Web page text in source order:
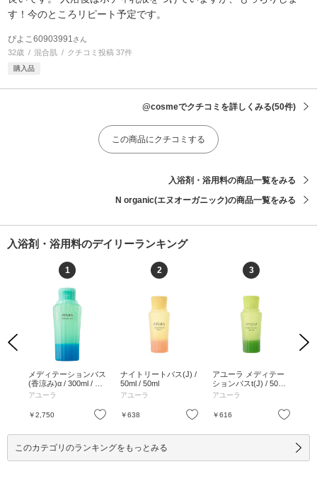
す！今のところリピート予定です。
ぴよこ60903991 さん
32歳 混合肌 クチコミ投稿 37件
購入品
@cosmeでクチコミを詳しくみる(50件)
この商品にクチコミする
入浴剤・浴用料の商品一覧をみる
N organic(エヌオーガニック)の商品一覧をみる
入浴剤・浴用料のデイリーランキング
Previous
お気に入り
1
メディテーションバス
(香涼み)α / 300ml / 本
体 / 300ml
アユーラ
￥2,750 お気に入り
2
ナイトリートバス(J) /
50ml / 50ml
アユーラ
￥638 お気に入り
3
アユーラ メディテー
ションバスt(J) / 50mL
/ 50mL
アユーラ
￥616
Next
このカテゴリのランキングをもっとみる